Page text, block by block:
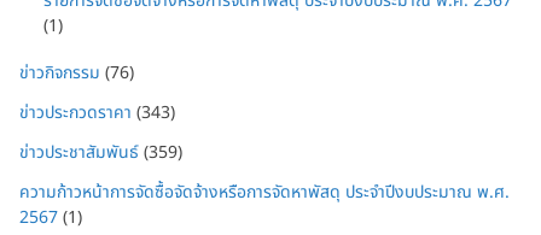
(1)
ข่าวกิจกรรม (76)
ข่าวประกวดราคา (343)
ข่าวประชาสัมพันธ์(359)
ความก้าวหน้าการจัดซื้อจัดจ้างหรือการจัดหาพัสดุ ประจำปีงบประมาณ พ.ศ.
2567(1)